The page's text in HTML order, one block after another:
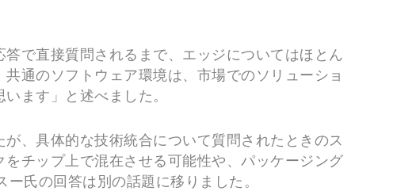
で直接質問されるまで、エッジについてはほとん
通のソフトウェア環境は、市場でのソリューショ
ます」と述べました。
、具体的な技術統合について質問されたときのス
チップ上で混在させる可能性や、パッケージング
氏の回答は別の話題に移りました。